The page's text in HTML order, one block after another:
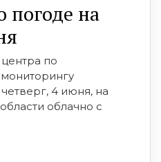
погоде на
по
4 июня, на
облачно с